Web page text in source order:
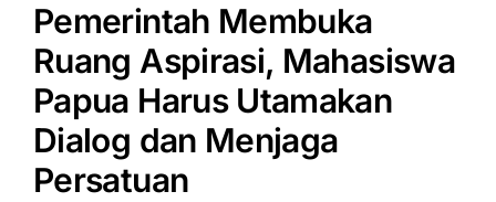
Pemerintah Membuka
Ruang Aspirasi, Mahasiswa
Papua Harus Utamakan
Dialog dan Menjaga
Persatuan